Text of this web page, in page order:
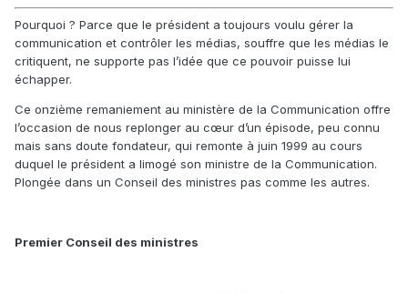
Pourquoi ? Parce que le président a toujours voulu gérer la
communication et contrôler les médias, souffre que les médias le
critiquent, ne supporte pas l’idée que ce pouvoir puisse lui
échapper.
Ce onzième remaniement au ministère de la Communication offre
l’occasion de nous replonger au cœur d’un épisode, peu connu
mais sans doute fondateur, qui remonte à juin 1999 au cours
duquel le président a limogé son ministre de la Communication.
Plongée dans un Conseil des ministres pas comme les autres.
Premier Conseil des ministres